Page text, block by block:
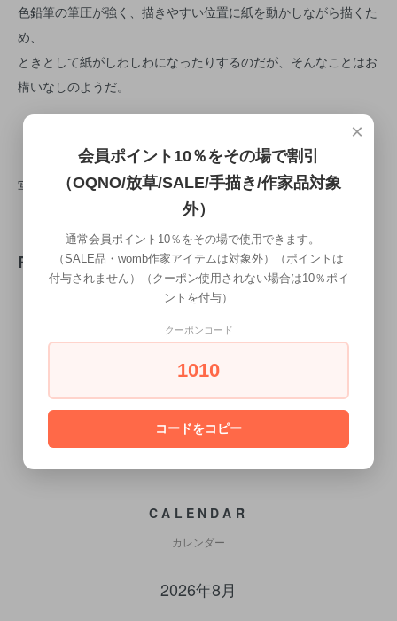
色鉛筆の筆圧が強く、描きやすい位置に紙を動かしながら描くた
め、
ときとして紙がしわしわになったりするのだが、そんなことはお
構いなしのようだ。
写真は 465× 465サイズ
REVIEW
WRITE REVIEW
CALENDAR
カレンダー
2026年8月
×
会員ポイント10％をその場で割引
（OQNO/放草/SALE/手描き/作家品対象
外）
通常会員ポイント10％をその場で使用できます。
（SALE品・womb作家アイテムは対象外）（ポイントは
付与されません）（クーポン使用されない場合は10％ポイ
ントを付与）
クーポンコード
1010
コードをコピー